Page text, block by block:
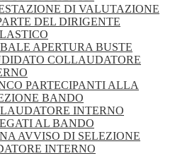
DI VALUTAZIONE
DEL DIRIGENTE
APERTURA BUSTE
COLLAUDATORE
PARTECIPANTI ALLA
BANDO
INTERNO
AL BANDO
AVVISO DI SELEZIONE
INTERNO